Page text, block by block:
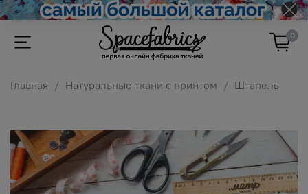
0
Главная Натуральные ткани с принтом Штапель